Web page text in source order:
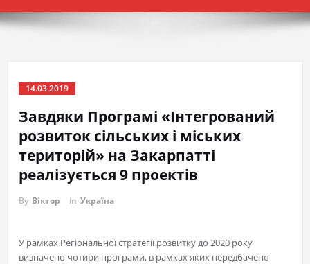
14.03.2019
Завдяки Програмі «Інтегрований
розвиток сільських і міських
територій» на Закарпатті
реалізується 9 проектів
By Віктор in Україна
У рамках Регіональної стратегії розвитку до 2020 року
визначено чотири програми, в рамках яких передбачено